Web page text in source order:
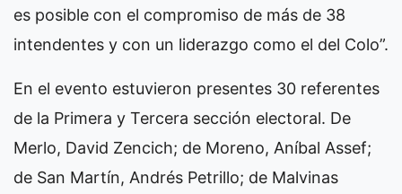
es posible con el compromiso de más de 38
intendentes y con un liderazgo como el del Colo”.
En el evento estuvieron presentes 30 referentes
de la Primera y Tercera sección electoral. De
Merlo, David Zencich; de Moreno, Aníbal Assef;
de San Martín, Andrés Petrillo; de Malvinas